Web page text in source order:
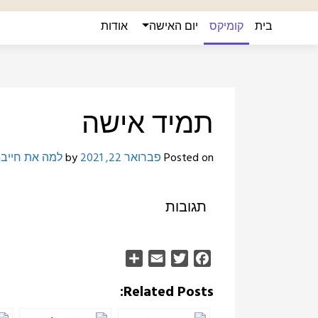
Skip
בית קומיקס יום האישה אודות
תמיד אישה
Posted onפברואר 22, 2021 למה את
תגובות
Facebook
Twitter
Email
Related Posts: